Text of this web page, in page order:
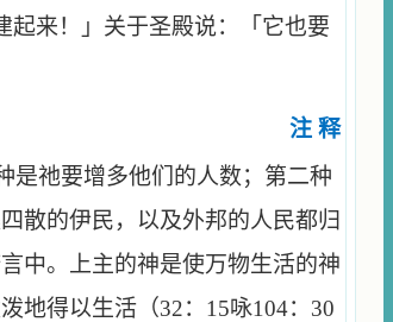
起来！」关于圣殿说：「它也要
注 释
是祂要增多他们的人数；第二种
散的伊民，以及外邦的人民都归
中。上主的神是使万物生活的神
地得以生活（32： 15咏104： 30